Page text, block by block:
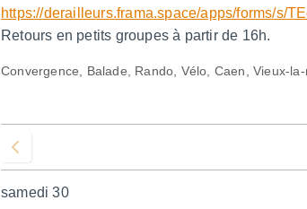
https://derailleurs.frama.space/apps/forms/s/
Retours en petits groupes à partir de 16h.
Convergence, Balade, Rando, Vélo, Caen, Vieux-
Voir le mois précédent
samedi 30